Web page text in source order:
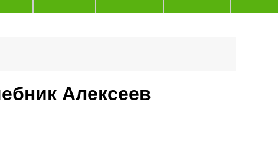
Алексеев